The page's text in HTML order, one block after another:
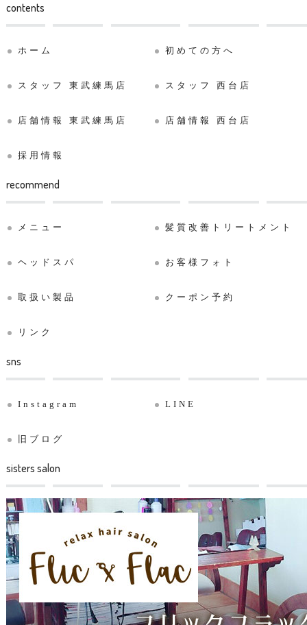
contents
ホーム 初めての方へ
スタッフ 東武練馬店 スタッフ 西台店
店舗情報 東武練馬店 店舗情報 西台店
採用情報
recommend
メニュー 髪質改善トリートメント
ヘッドスパ お客様フォト
取扱い製品 クーポン予約
リンク
sns
Instagram LINE
旧ブログ
sisters salon